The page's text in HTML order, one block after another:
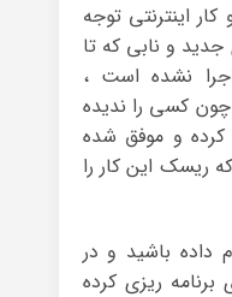
اینترنتی توجه
و نابی که تا
نشده است ،
کسی را ندیده
کرده و موفق شده
ریسک این کار را
داده باشید و در
ریزی کرده